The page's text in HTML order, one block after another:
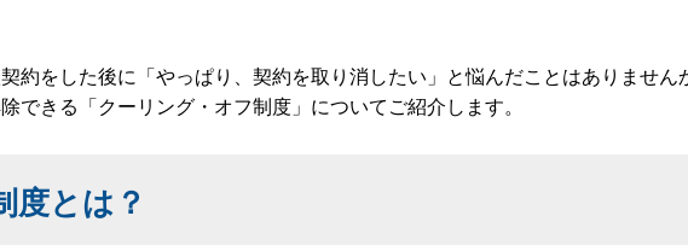
約をした後に「やっぱり、契約を取り消したい」と悩んだことはありません
できる「クーリング・オフ制度」についてご紹介します。
度とは？